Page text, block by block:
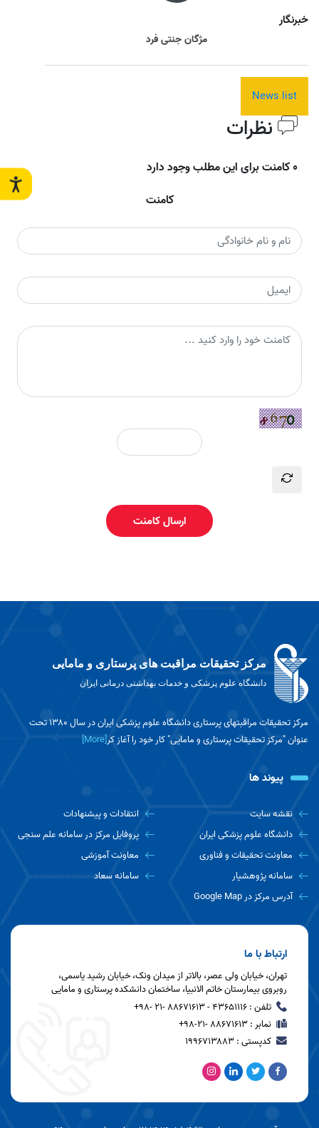
خبرنگار
مژگان جنتی فرد
News list
نظرات
0 کامنت برای این مطلب وجود دارد
کامنت
ارسال کامنت
مرکز تحقیقات مراقبت های پرستاری و مامایی
دانشگاه علوم پزشکی و خدمات بهداشتی درمانی ایران
مرکز تحقیقات مراقبتهای پرستاری دانشگاه علوم پزشکی ایران در سال ۱۳۸۰ تحت
عنوان "مرکز تحقیقات پرستاری و مامایی" کار خود را آغاز کر[More]
پیوند ها
نقشه سایت
انتقادات و پیشنهادات
دانشگاه علوم پزشکی ایران
پروفایل مرکز در سامانه علم سنجی
معاونت تحقیقات و فناوری
معاونت آموزشی
سامانه پژوهشیار
سامانه سعاد
آدرس مرکز در Google Map
ارتباط با ما
تهران، خیابان ولی عصر، بالاتر از میدان ونک، خیابان رشید یاسمی،
روبروی بیمارستان خاتم الانبیا، ساختمان دانشکده پرستاری و مامایی
تلفن : ۴۳۶۵۱۱۱۶ - ۸۸۶۷۱۶۱۳ -21 -۹۸+
نمابر : ۸۸۶۷۱۶۱۳ -۲۱-۹۸+
کدپستی : ۱۹۹۶۷۱۳۸۸۳